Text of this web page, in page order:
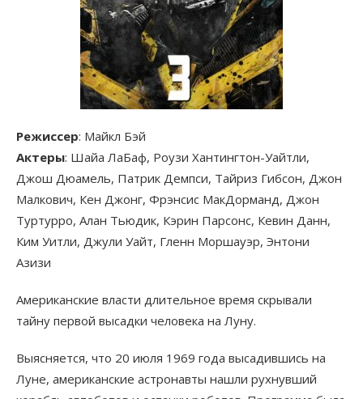
Режиссер: Майкл Бэй
Актеры: Шайа ЛаБаф, Роузи Хантингтон-Уайтли,
Джош Дюамель, Патрик Демпси, Тайриз Гибсон, Джон
Малкович, Кен Джонг, Фрэнсис МакДорманд, Джон
Туртурро, Алан Тьюдик, Кэрин Парсонс, Кевин Данн,
Ким Уитли, Джули Уайт, Гленн Моршауэр, Энтони
Азизи
Американские власти длительное время скрывали
тайну первой высадки человека на Луну.
Выясняется, что 20 июля 1969 года высадившись на
Луне, американские астронавты нашли рухнувший